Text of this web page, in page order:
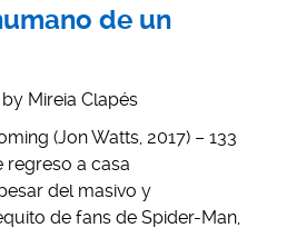
de un
by Mireia Clapés
(Jon Watts, 2017) – 133
regreso a casa
del masivo y
de fans de Spider-Man,